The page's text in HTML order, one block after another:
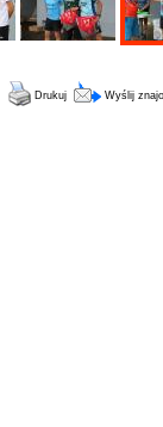
Drukuj Wyślij